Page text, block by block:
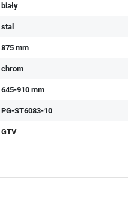
biały
stal
875 mm
chrom
645-910 mm
PG-ST6083-10
GTV